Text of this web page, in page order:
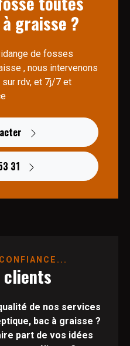
graisse ?
de fosses
, nous intervenons
rdv, et 7j/7 et
31
clients
de nos services
bac à graisse ?
part de vos idées